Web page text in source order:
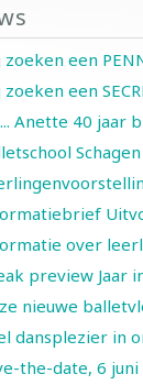
zoeken een
een
Anette 40 jaar
over
preview Jaar
nieuwe
dansplezier in
the-date, 6 juni